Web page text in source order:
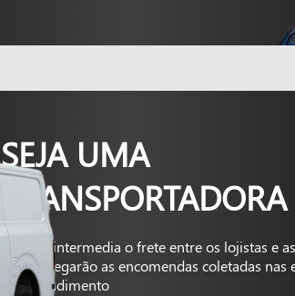
SEJA UMA
A Kapta intermedia o frete entre os lojistas e
que entregarão as encomendas coletadas nas
autoatendimento